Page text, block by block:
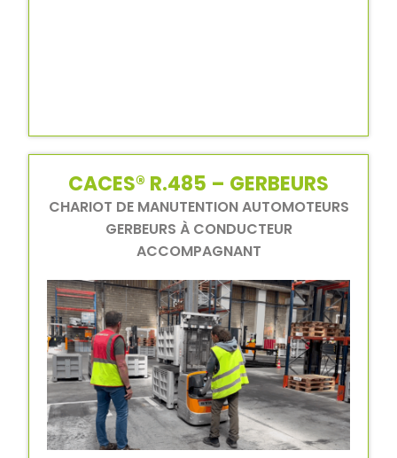
CACES® R.485 – GERBEURS
CHARIOT DE MANUTENTION AUTOMOTEURS
GERBEURS À CONDUCTEUR
ACCOMPAGNANT